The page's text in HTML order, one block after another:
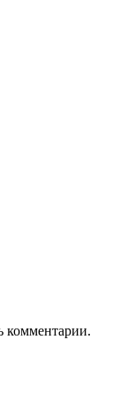
комментарии.